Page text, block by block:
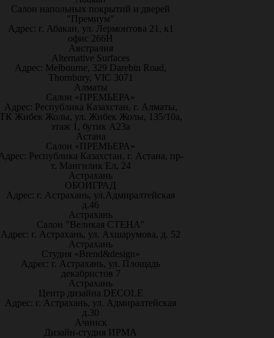
Салон напольных покрытий и дверей
"Премиум"
Адрес: г. Абакан, ул. Лермонтова 21, к1
офис 266Н
Австралия
Alternative Surfaces
Адрес: Melbourne, 329 Darebin Road,
Thornbury, VIC 3071
Алматы
Салон «ПРЕМЬЕРА»
Адрес: Республика Казахстан, г. Алматы,
Жибек Жолы, ул. Жибек Жолы, 135/10а,
этаж 1, бутик А23а
Астана
Салон «ПРЕМЬЕРА»
Республика Казахстан, г. Астана, пр-
т. Мангилик Ел, 24
Астрахань
ОБОИГРАД
Адрес: г. Астрахань, ул.Адмиралтейская
д.46
Астрахань
Салон "Великая СТЕНА"
Адрес: г. Астрахань, ул. Ахшарумова, д. 52
Астрахань
Студия «Brend&design»
Адрес: г. Астрахань, ул. Площадь
декабристов 7
Астрахань
Центр дизайна DECOLE
Адрес: г. Астрахань, ул. Адмиралтейская
д.30
Ачинск
Дизайн-студия ИРМА